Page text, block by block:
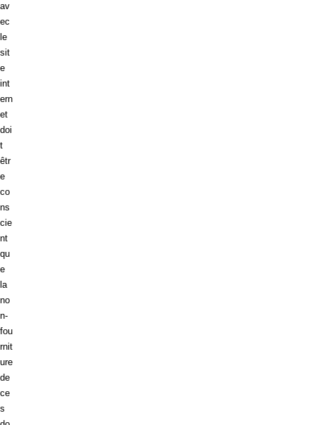
av
ec
le
sit
e
int
ern
et
doi
t
êtr
e
co
ns
cie
nt
qu
e
la
no
n-
fou
rnit
ure
de
ce
s